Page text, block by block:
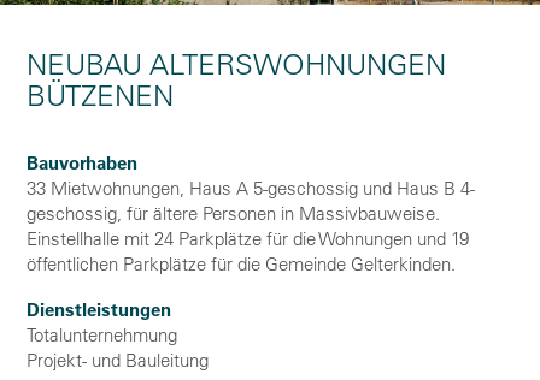
NEUBAU ALTERSWOHNUNGEN
BÜTZENEN
Bauvorhaben
33 Mietwohnungen, Haus A 5-geschossig und Haus B 4-
geschossig, für ältere Personen in Massivbauweise.
Einstellhalle mit 24 Parkplätze für die Wohnungen und 19
öffentlichen Parkplätze für die Gemeinde Gelterkinden.
Dienstleistungen
Totalunternehmung
Projekt- und Bauleitung